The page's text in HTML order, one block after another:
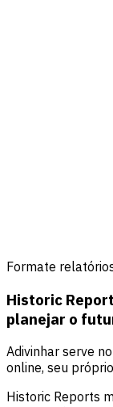
Formate
Historic
planejar o
Adivinhar serve
online, seu
Historic Reports